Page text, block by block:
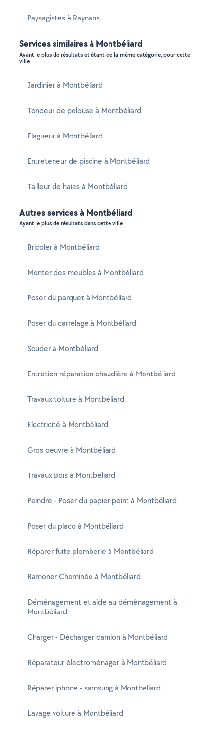
Paysagistes à Raynans
Services similaires à Montbéliard
Ayant le plus de résultats et étant de la même catégorie, pour cette
ville
Jardinier à Montbéliard
Tondeur de pelouse à Montbéliard
Elagueur à Montbéliard
Entreteneur de piscine à Montbéliard
Tailleur de haies à Montbéliard
Autres services à Montbéliard
Ayant le plus de résultats dans cette ville
Bricoler à Montbéliard
Monter des meubles à Montbéliard
Poser du parquet à Montbéliard
Poser du carrelage à Montbéliard
Souder à Montbéliard
Entretien réparation chaudière à Montbéliard
Travaux toiture à Montbéliard
Electricité à Montbéliard
Gros oeuvre à Montbéliard
Travaux Bois à Montbéliard
Peindre - Poser du papier peint à Montbéliard
Poser du placo à Montbéliard
Réparer fuite plomberie à Montbéliard
Ramoner Cheminée à Montbéliard
Déménagement et aide au déménagement à
Montbéliard
Charger - Décharger camion à Montbéliard
Réparateur électroménager à Montbéliard
Réparer iphone - samsung à Montbéliard
Lavage voiture à Montbéliard